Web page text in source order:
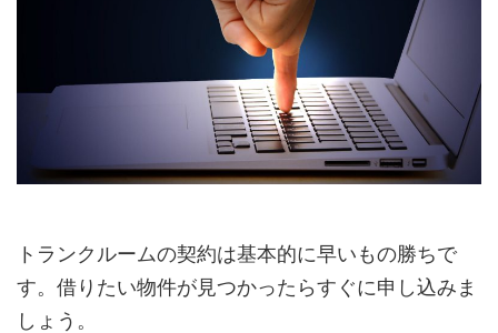
トランクルームの契約は基本的に早いもの勝ちで
す。借りたい物件が見つかったらすぐに申し込みま
しょう。